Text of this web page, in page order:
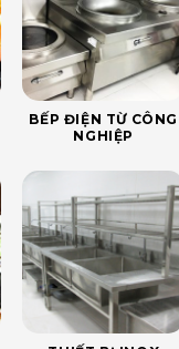
BẾP ĐIỆN TỪ CÔNG
NGHIỆP